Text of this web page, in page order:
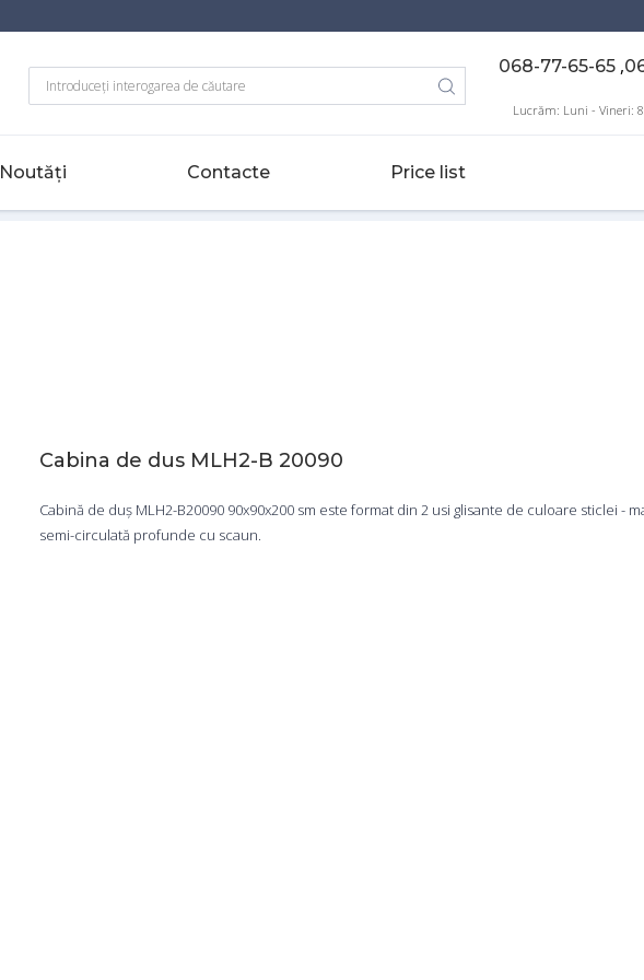
068-77-65-65 ,
Lucrăm: Luni - Vineri:
Noutăți Contacte Price list
Cabina de dus MLH2-B 20090
Cabină de duș MLH2-B20090 90x90x200 sm este format din 2 usi glisante de culoare sticlei -
semi-circulată profunde cu scaun.